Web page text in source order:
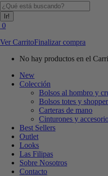
Buscar:
0
Ver CarritoFinalizar compra
No hay productos en el
New
Colección
Bolsos al hombro y
Bolsos totes y
Carteras de mano
Cinturones y
Best Sellers
Outlet
Looks
Las Filipas
Sobre Nosotros
Contacto